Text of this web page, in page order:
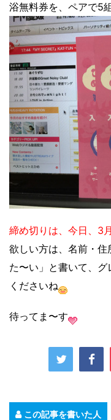
浴無料券を、ペアで5
締め切りは、今日、3
欲しい方は、名前・住
た〜い」と書いて、
くださいね
待ってま〜す
この記事を書いた人